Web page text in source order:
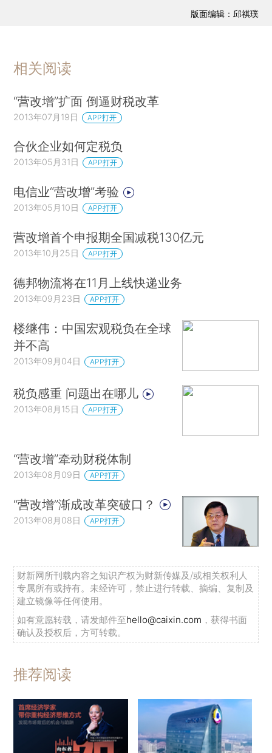
版面编辑：邱祺璞
相关阅读
“营改增”扩面 倒逼财税改革
2013年07月19日 APP打开
合伙企业如何定税负
2013年05月31日 APP打开
电信业“营改增”考验
2013年05月10日 APP打开
营改增首个申报期全国减税130亿元
2013年10月25日 APP打开
德邦物流将在11月上线快递业务
2013年09月23日 APP打开
楼继伟：中国宏观税负在全球
并不高
2013年09月04日 APP打开
税负感重 问题出在哪儿
2013年08月15日 APP打开
“营改增”牵动财税体制
2013年08月09日 APP打开
“营改增”渐成改革突破口？
2013年08月08日 APP打开
财新网所刊载内容之知识产权为财新传媒及/或相关权利人
专属所有或持有。未经许可，禁止进行转载、摘编、复制及
建立镜像等任何使用。
如有意愿转载，请发邮件至hello@caixin.com ，获得书面
确认及授权后，方可转载。
推荐阅读